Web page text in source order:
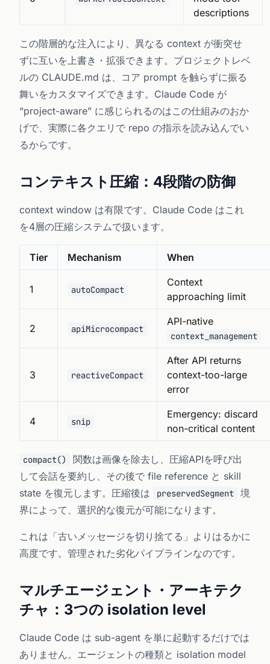
descriptions
この階層的な注入により、異なる context が衝突せ
ずに互いを上書き・拡張できます。プロジェクトレベ
ルの CLAUDE.md は、コア prompt を触らずに振る
舞いをカスタマイズできます。Claude Code が
“project-aware” に感じられるのはこの仕組みのおか
げで、実際に各クエリで repo の指示を読み込んでい
るからです。
コンテキスト圧縮：4段階の防御
context window は有限です。Claude Code はこれ
を4層の圧縮システムで扱います。
Tier Mechanism When
1 autoCompact
Context
approaching limit
2 apiMicrocompact
API-native
context_management
3 reactiveCompact
After API returns
context-too-large
error
4 snip
Emergency: discard
non-critical content
compact()
関数は画像を除去し、圧縮APIを呼び出
して会話を要約し、その後で file reference と skill
state を復元します。圧縮後は
preservedSegment
境
界によって、選択的な復元が可能になります。
これは「古いメッセージを切り捨てる」よりはるかに
高度です。管理された劣化パイプラインなのです。
マルチエージェント・アーキテク
チャ：3つの isolation level
Claude Code は sub-agent を単に起動するだけでは
ありません。エージェントの種類と isolation model